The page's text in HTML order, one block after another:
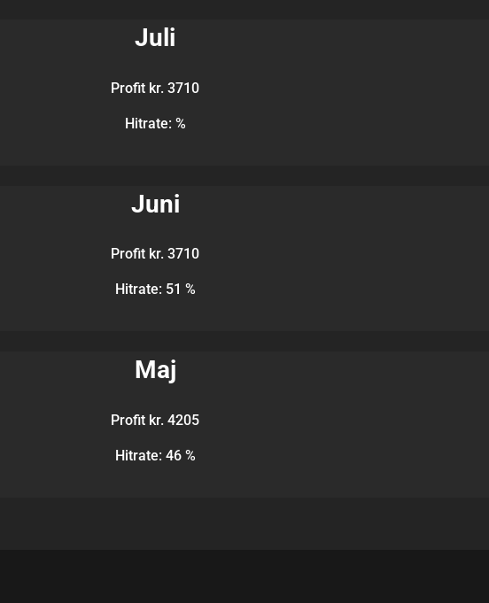
Juli
Profit kr. 3710
Hitrate: %
Juni
Profit kr. 3710
Hitrate: 51 %
Maj
Profit kr. 4205
Hitrate: 46 %